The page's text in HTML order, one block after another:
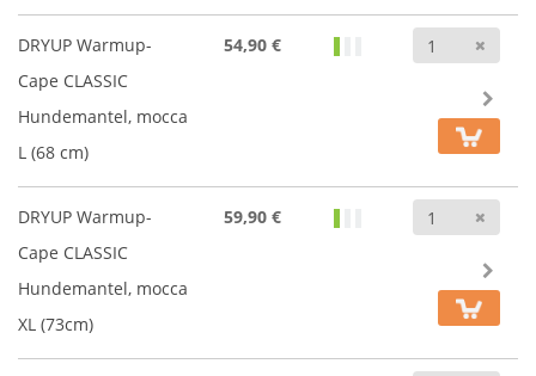
DRYUP Warmup-
Cape CLASSIC
Hundemantel, mocca
L (68 cm)
54,90 €
DRYUP Warmup-
Cape CLASSIC
Hundemantel, mocca
XL (73cm)
59,90 €